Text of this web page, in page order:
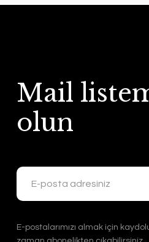
Mail
olun
E-postalarımızı almak için